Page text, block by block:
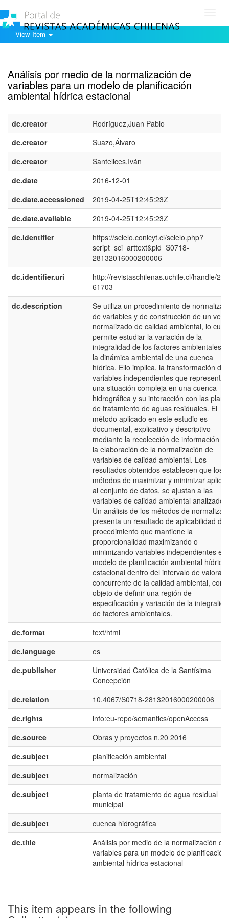
View Item
Análisis por medio de la normalización de
variables para un modelo de planificación
ambiental hídrica estacional
dc.creator
Rodríguez,Juan Pablo
dc.creator
Suazo,Álvaro
dc.creator
Santelices,Iván
dc.date
2016-12-01
dc.date.accessioned
2019-04-25T12:45:23Z
dc.date.available
2019-04-25T12:45:23Z
dc.identifier
https://scielo.conicyt.cl/scielo.php?
script=sci_arttext&pid=S0718-
28132016000200006
dc.identifier.uri
http://revistaschilenas.uchile.cl/handle/
61703
dc.description
Se utiliza un procedimiento de
de variables y de construcción de un
normalizado de calidad ambiental, lo cual
permite estudiar la variación de la
integralidad de los factores ambientales
la dinámica ambiental de una cuenca
hídrica. Ello implica, la transformación de
variables independientes que representan
una situación compleja en una cuenca
hidrográfica y su interacción con las
de tratamiento de aguas residuales. El
método aplicado en este estudio es
documental, explicativo y descriptivo
mediante la recolección de información
la elaboración de la normalización de
variables de calidad ambiental. Los
resultados obtenidos establecen que los
métodos de maximizar y minimizar
al conjunto de datos, se ajustan a las
variables de calidad ambiental analizados.
Un análisis de los métodos de
presenta un resultado de aplicabilidad de
procedimiento que mantiene la
proporcionalidad maximizando o
minimizando variables independientes en
modelo de planificación ambiental hídrica
estacional dentro del intervalo de
concurrente de la calidad ambiental, con
objeto de definir una región de
especificación y variación de la
de factores ambientales.
dc.format
text/html
dc.language
es
dc.publisher
Universidad Católica de la Santísima
Concepción
dc.relation
10.4067/S0718-28132016000200006
dc.rights
info:eu-repo/semantics/openAccess
dc.source
Obras y proyectos n.20 2016
dc.subject
planificación ambiental
dc.subject
normalización
dc.subject
planta de tratamiento de agua residual
municipal
dc.subject
cuenca hidrográfica
dc.title
Análisis por medio de la normalización de
variables para un modelo de planificación
ambiental hídrica estacional
This item appears in the following